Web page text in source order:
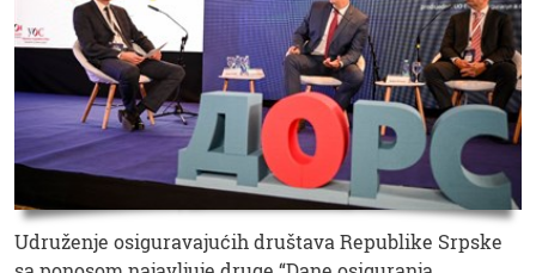
Udruženje osiguravajućih društava Republike Srpske